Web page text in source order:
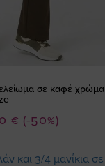
σε καφέ χρώμα
(-50%)
€